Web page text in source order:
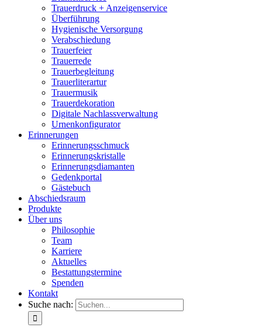
Trauerdruck + Anzeigenservice
Überführung
Hygienische Versorgung
Verabschiedung
Trauerfeier
Trauerrede
Trauerbegleitung
Trauerliterartur
Trauermusik
Trauerdekoration
Digitale Nachlassverwaltung
Urnenkonfigurator
Erinnerungen
Erinnerungsschmuck
Erinnerungskristalle
Erinnerungsdiamanten
Gedenkportal
Gästebuch
Abschiedsraum
Produkte
Über uns
Philosophie
Team
Karriere
Aktuelles
Bestattungstermine
Spenden
Kontakt
Suche nach: